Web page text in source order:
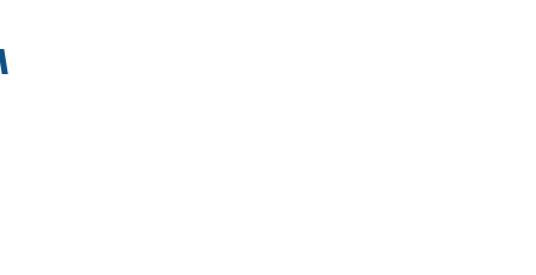
и соблюдаем требования СанПиН — это важно